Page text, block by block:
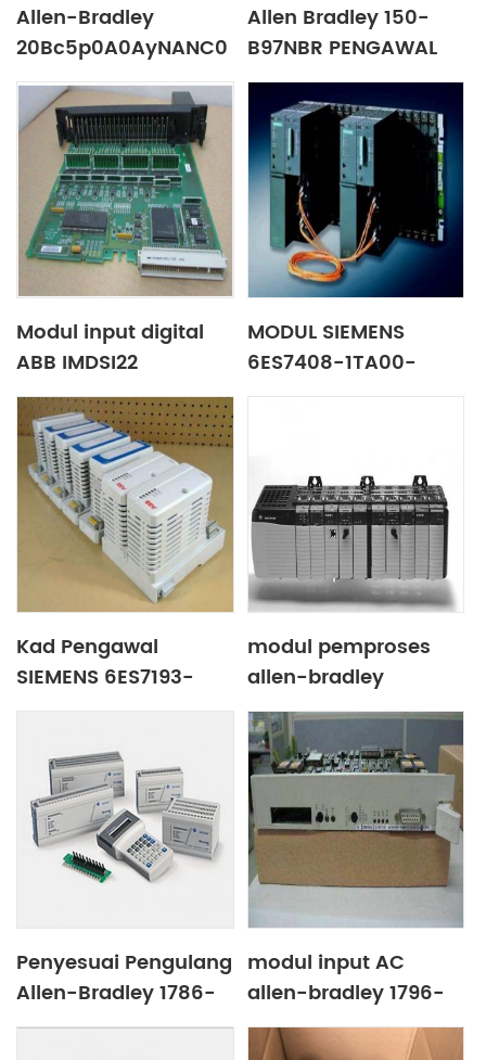
Allen-Bradley
20Bc5p0A0AyNANC0
PowerFlex 700 AC
Drive
Allen Bradley 150-
B97NBR PENGAWAL
MOTOR PINTAR
Modul input digital
ABB IMDSI22
MODUL SIEMENS
6ES7408-1TA00-
Kad Pengawal
SIEMENS 6ES7193-
modul pemproses
allen-bradley
1746RT25C
Penyesuai Pengulang
Allen-Bradley 1786-
RPA
modul input AC
allen-bradley 1796-
ENET13